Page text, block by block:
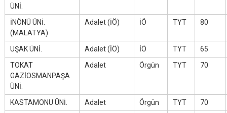
ÜNİ.
İNÖNÜ ÜNİ.
(MALATYA)
Adalet (İÖ) İÖ TYT 80
UŞAK ÜNİ. Adalet (İÖ) İÖ TYT
65
TOKAT
GAZİOSMANPAŞA
ÜNİ.
Adalet Örgün TYT 70
KASTAMONU ÜNİ. Adalet Örgün TYT
70